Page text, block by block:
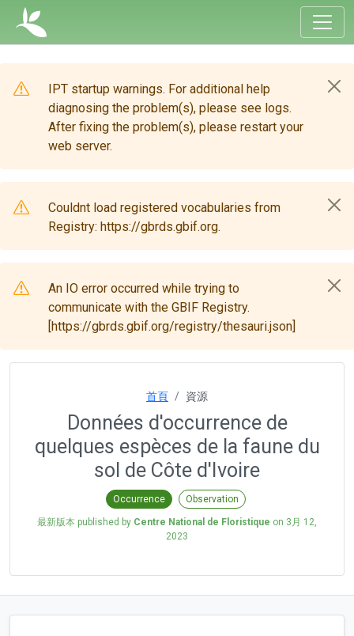
IPT startup warnings. For additional help
diagnosing the problem(s), please see logs.
After fixing the problem(s), please restart your
web server.
Couldnt load registered vocabularies from
Registry: https://gbrds.gbif.org.
An IO error occurred while trying to
communicate with the GBIF Registry.
[https://gbrds.gbif.org/registry/thesauri.json]
首頁 資源
Données d'occurrence de
quelques espèces de la faune du
sol de Côte d'Ivoire
Occurrence Observation
最新版本 published by Centre National de Floristique on 3月 12,
2023